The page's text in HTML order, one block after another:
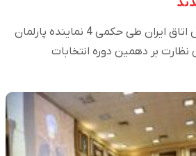
غلامحسین شافعی رئیس اتاق ایران طی حکمی 4 نماینده پارلمان
بر دهمین دوره انتخابات